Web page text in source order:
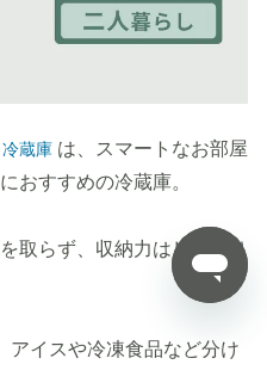
蔵庫 は、スマートなお部屋
おすすめの冷蔵庫。
取らず、収納力はしっかり
アイスや冷凍食品など分け